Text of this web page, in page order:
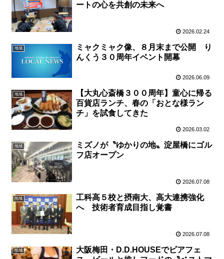
ートの心を共創の未来へ
2026.02.24
地域
ミャクミャク像、８月末まで公開 り
んくう３０周年イベント開幕
2026.06.09
地域
【大丸心斎橋３００周年】童心に帰る
百貨店ランチ、春の「おとな様ラン
チ」を試食してきた
2026.03.02
地域
ミズノが〝ゆかりの地〟淀屋橋にゴル
フ店オープン
2026.07.08
地域
工科高５校と摂南大、高大連携強化
へ 技術者育成目指し覚書
2026.07.08
地域
大阪梅田・D.D.HOUSEでビアフェ